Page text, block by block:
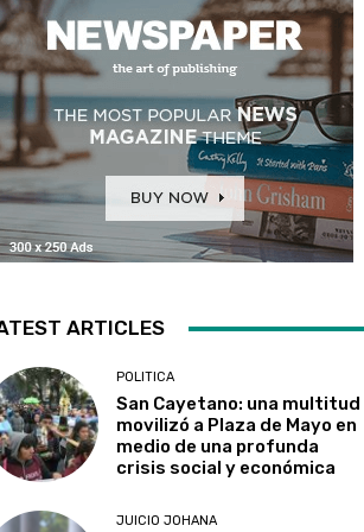
ARTICLES
POLITICA
San Cayetano: una multitud
movilizó a Plaza de Mayo en
medio de una profunda
crisis social y económica
JUICIO JOHANA